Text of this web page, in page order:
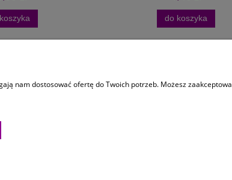
do koszyka
nam dostosować ofertę do Twoich potrzeb. Możesz